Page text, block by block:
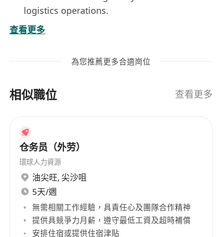
logistics operations.
Supervise shipment order picking, packing
and dispatch processes.
documents and data entries of HK, China,
Lead monthly stock take and inventory
for operational efficiency.
Coordinate with internal departments and
external partners to ensure timely delivery
and logistics support.
Job Requirement:
Diploma or above in logistics/supply chain is
preferred.
Minimum 5 years of relevant in-house
查看更多
為您推薦更多合適崗位
相似職位 查看更多
仓务员（外劳）
環球人力資源
油尖旺, 尖沙咀
5天/週
無需相關工作經驗，具責任心及團隊合作精神
提供具競爭力月薪，遵守最低工資及超時補償
安排住宿或提供住宿津貼